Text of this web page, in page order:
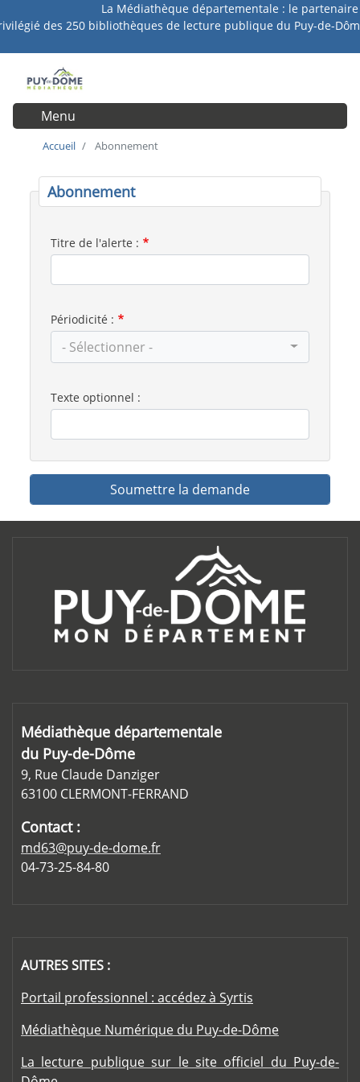
Aller
au
La Médiathèque départementale : le partenaire
des 250 bibliothèques de lecture publique du Puy-de-
User account menu
Menu
Accueil Abonnement
Abonnement
Titre de l'alerte :
Périodicité :
- Sélectionner -
Texte optionnel :
Médiathèque départementale
du Puy-de-Dôme
9, Rue Claude Danziger
63100 CLERMONT-FERRAND
Contact :
md63@puy-de-dome.fr
04-73-25-84-80
AUTRES SITES :
Portail professionnel : accédez à Syrtis
Médiathèque Numérique du Puy-de-Dôme
La lecture publique sur le site officiel du Puy-de-